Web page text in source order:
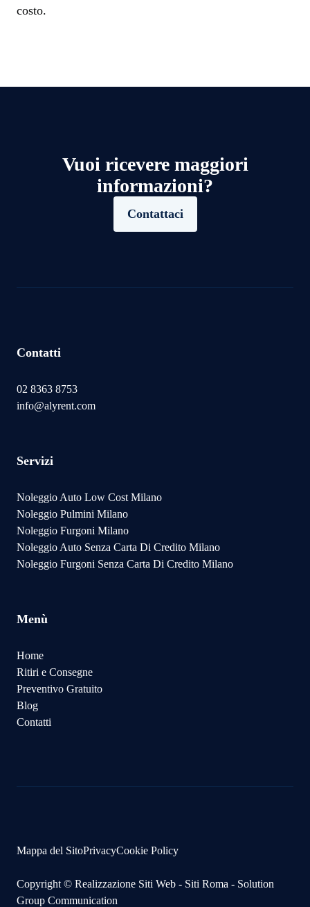
costo.
Vuoi ricevere maggiori
informazioni?
Contattaci
Contatti
02 8363 8753
info@alyrent.com
Servizi
Noleggio Auto Low Cost Milano
Noleggio Pulmini Milano
Noleggio Furgoni Milano
Noleggio Auto Senza Carta Di Credito Milano
Noleggio Furgoni Senza Carta Di Credito Milano
Menù
Home
Ritiri e Consegne
Preventivo Gratuito
Blog
Contatti
Copyright © Realizzazione Siti Web - Siti Roma - Solution
Group Communication
Mappa del SitoPrivacyCookie Policy